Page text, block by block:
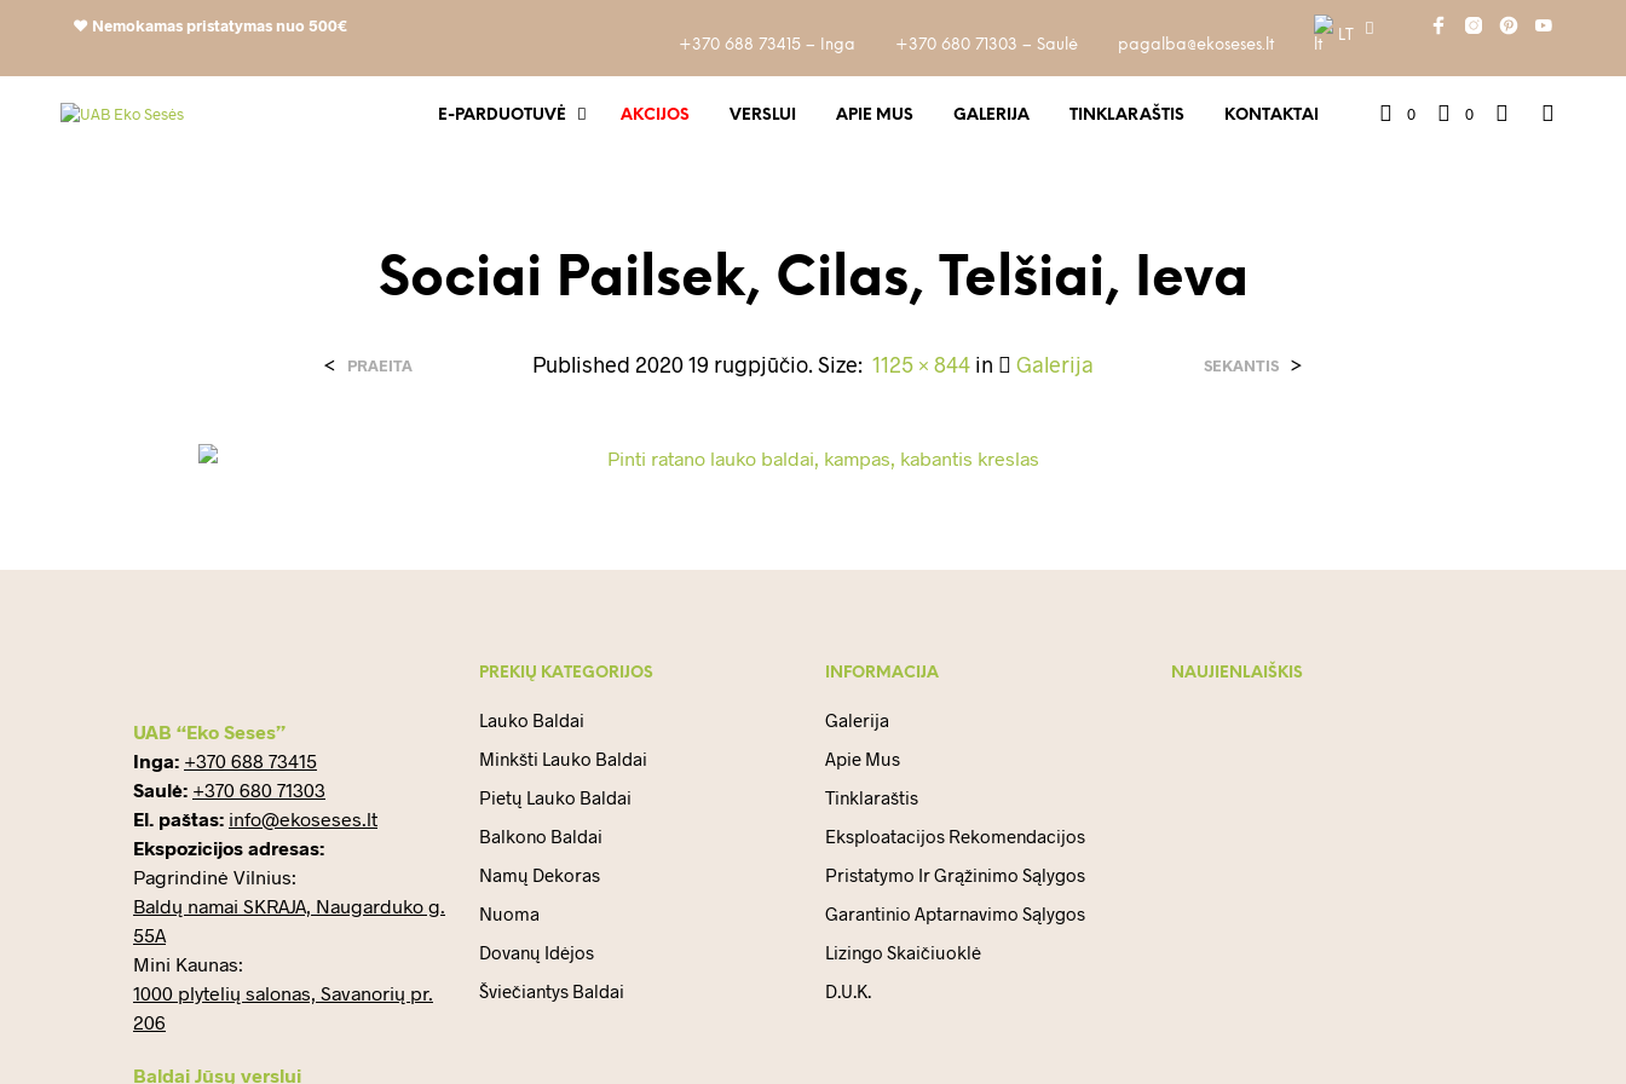
❤️ Nemokamas pristatymas nuo 500€
+370 688 73415 – Inga +370 680 71303 – Saulė pagalba@ekoseses.lt
LT
E-PARDUOTUVĖ AKCIJOS VERSLUI APIE MUS GALERIJA TINKLARAŠTIS KONTAKTAI 0 0
Sociai Pailsek, Cilas, Telšiai, Ieva
Published 2020 19 rugpjūčio. Size: 1125 × 844in Galerija
< PRAEITA SEKANTIS >
UAB “Eko Seses”
Inga: +370 688 73415
Saulė: +370 680 71303
El. paštas: info@ekoseses.lt
Ekspozicijos adresas:
Pagrindinė Vilnius:
Baldų namai SKRAJA, Naugarduko g.
55A
Mini Kaunas:
1000 plytelių salonas, Savanorių pr.
206
Baldai Jūsų verslui
PREKIŲ KATEGORIJOS
Lauko Baldai
Minkšti Lauko Baldai
Pietų Lauko Baldai
Balkono Baldai
Namų Dekoras
Nuoma
Dovanų Idėjos
Šviečiantys Baldai
INFORMACIJA
Galerija
Apie Mus
Tinklaraštis
Eksploatacijos Rekomendacijos
Pristatymo Ir Grąžinimo Sąlygos
Garantinio Aptarnavimo Sąlygos
Lizingo Skaičiuoklė
D.U.K.
NAUJIENLAIŠKIS